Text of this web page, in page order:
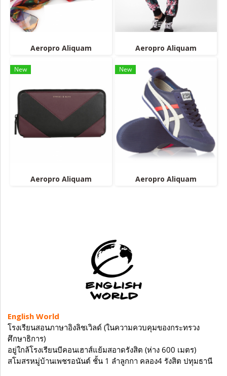
Aeropro Aliquam Aeropro Aliquam
New
Aeropro Aliquam
New
Aeropro Aliquam
English World
โรงเรียนสอนภาษาอิงลิชเวิลด์ (ในความควบคุมของกระทรวง
ศึกษาธิการ)
อยู่ใกล้โรงเรียนบีคอนเฮาส์แย้มสอาดรังสิต (ห่าง 600 เมตร)
สโมสรหมู่บ้านเพชรอนันต์ ชั้น 1 ลำลูกกา คลอง4 รังสิต ปทุมธานี